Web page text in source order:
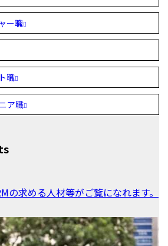
ー職
職
ア職
の求める人材等がご覧になれます。